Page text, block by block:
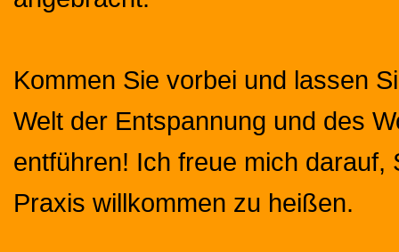
Kommen Sie vorbei und lassen
Welt der Entspannung und des
entführen! Ich freue mich darauf,
Praxis willkommen zu heißen.